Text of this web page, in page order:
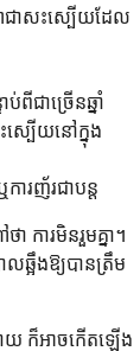
ាជាសះស្បើយដែល
ពីជាច្រើនឆ្នាំ
ស្បើយនៅក្នុង
ារញ័រជាបន្ត
ការមិនរួមគ្នា។
លឆ្អឹងឱ្យបានត្រឹម
យ ក៏អាចកើតឡើង